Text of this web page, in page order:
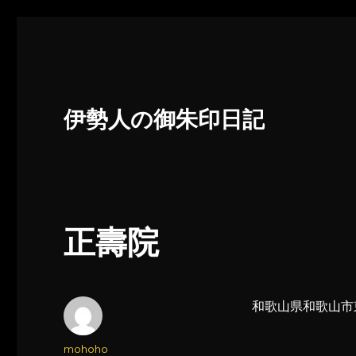
伊勢人の御朱印日記
正壽院
和歌山県和歌山
投
mohoho